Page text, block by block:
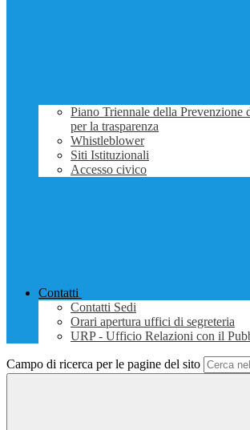
Piano Triennale della Prevenzione
per la trasparenza
Whistleblower
Siti Istituzionali
Accesso civico
Contatti
Contatti Sedi
Orari apertura uffici di segreteria
URP - Ufficio Relazioni con il
Campo di ricerca per le pagine del sito